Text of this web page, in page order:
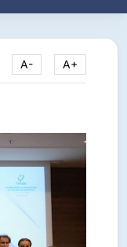
A- A+